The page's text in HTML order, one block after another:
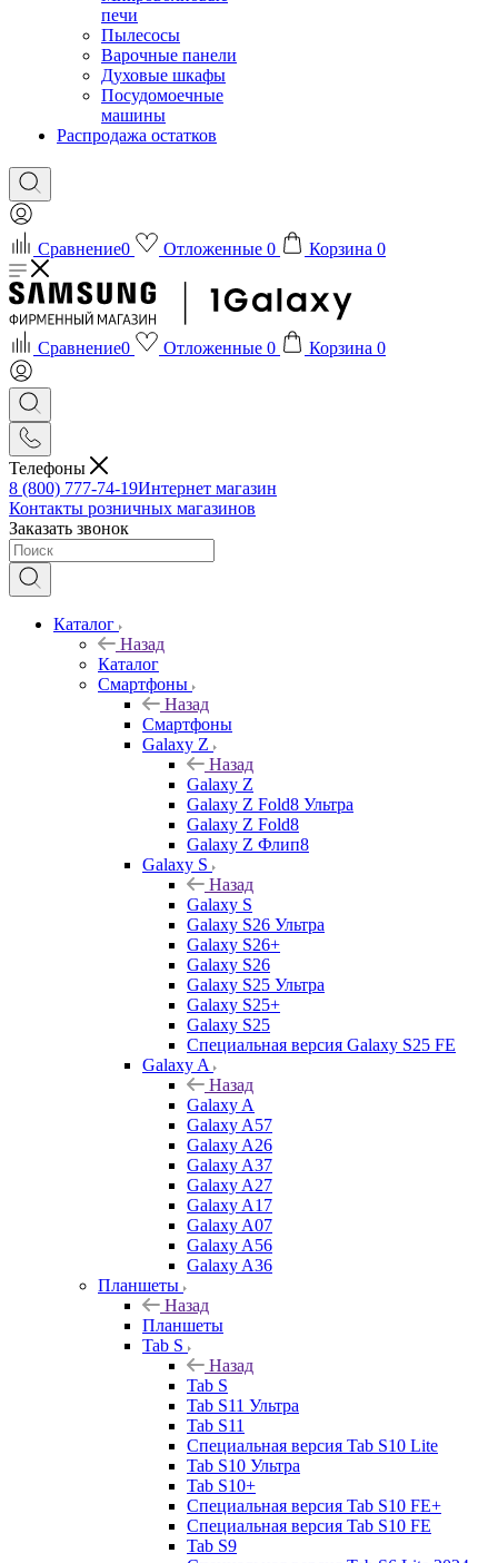
печи
Пылесосы
Варочные панели
Духовые шкафы
Посудомоечные
машины
Распродажа остатков
Сравнение0 Отложенные 0 Корзина 0
Сравнение0 Отложенные 0 Корзина 0
Телефоны
8 (800) 777-74-19Интернет магазин
Контакты розничных магазинов
Заказать звонок
Каталог
Назад
Каталог
Смартфоны
Назад
Смартфоны
Galaxy Z
Назад
Galaxy Z
Galaxy Z Fold8 Ультра
Galaxy Z Fold8
Galaxy Z Флип8
Galaxy S
Назад
Galaxy S
Galaxy S26 Ультра
Galaxy S26+
Galaxy S26
Galaxy S25 Ультра
Galaxy S25+
Galaxy S25
Специальная версия Galaxy S25 FE
Galaxy A
Назад
Galaxy A
Galaxy A57
Galaxy A26
Galaxy A37
Galaxy A27
Galaxy A17
Galaxy A07
Galaxy A56
Galaxy A36
Планшеты
Назад
Планшеты
Tab S
Назад
Tab S
Tab S11 Ультра
Tab S11
Специальная версия Tab S10 Lite
Tab S10 Ультра
Tab S10+
Специальная версия Tab S10 FE+
Специальная версия Tab S10 FE
Tab S9